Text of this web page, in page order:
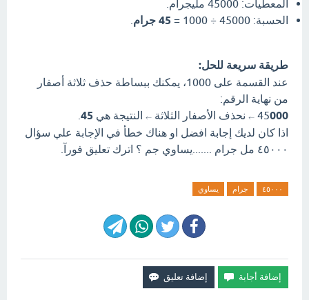
المعطيات: 45000 مليجرام.
الحسبة: 45000 ÷ 1000 =
45 جرام
طريقة سريعة للحل:
عند القسمة على 1000، يمكنك ببساطة حذف ثلاثة أصفار
من نهاية الرقم:
45000 نحذف الأصفار الثلاثة النتيجة هي 45
اذا كان لديك إجابة افضل او هناك خطأ في الإجابة علي سؤال
٤٥٠٠٠ مل جرام .......يساوي جم ؟ اترك تعليق فورآ.
٤٥٠٠٠ جرام يساوي